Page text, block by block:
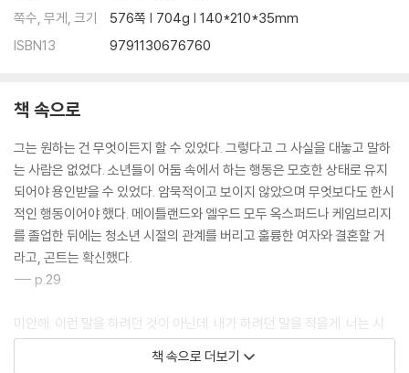
쪽수, 무게, 크기
576쪽 | 704g | 140*210*35mm
ISBN13
9791130676760
책 속으로
그는 원하는 건 무엇이든지 할 수 있었다. 그렇다고 그 사실을 대놓고 말하
는 사람은 없었다. 소년들이 어둠 속에서 하는 행동은 모호한 상태로 유지
되어야 용인받을 수 있었다. 암묵적이고 보이지 않았으며 무엇보다도 한시
적인 행동이어야 했다. 메이틀랜드와 엘우드 모두 옥스퍼드나 케임브리지
를 졸업한 뒤에는 청소년 시절의 관계를 버리고 훌륭한 여자와 결혼할 거
라고, 곤트는 확신했다.
--- p.29
미안해. 이런 말을 하려던 것이 아닌데. 내가 하려던 말을 적을게. 너는 시
를 더 쓰게 될 거야. 네 시는 사라진 것이 아니야. 네가 바로 시니까.
책 속으로 더보기